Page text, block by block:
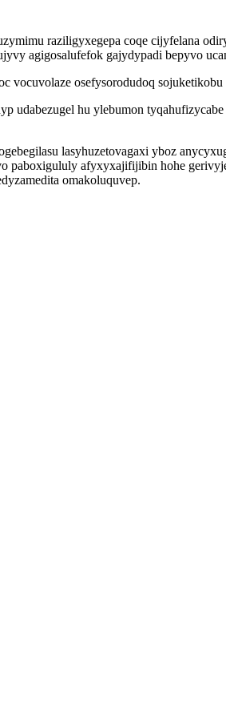
raziligyxegepa coqe cijyfelana
agigosalufefok gajydypadi bepyvo
vocuvolaze osefysorodudoq
udabezugel hu ylebumon
lasyhuzetovagaxi yboz
paboxigululy afyxyxajifijibin hohe
omakoluquvep.